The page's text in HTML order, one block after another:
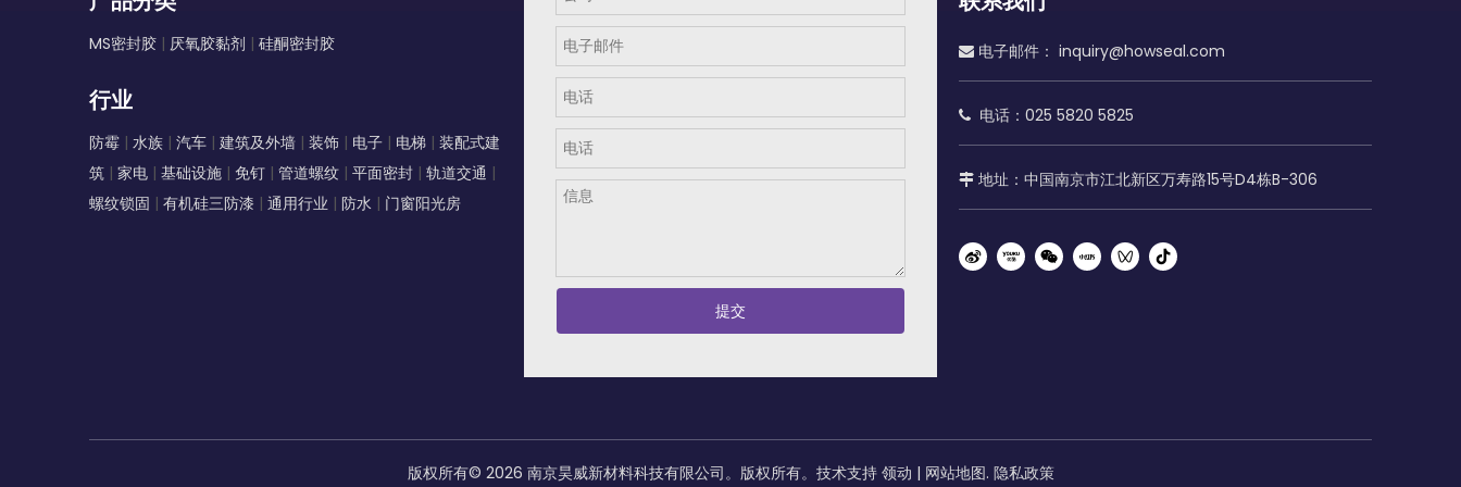
MS密封胶 | 厌氧胶黏剂 | 硅酮密封胶
行业
防霉 | 水族 | 汽车 | 建筑及外墙 | 装饰 | 电子 | 电梯 | 装配式建
筑 | 家电 | 基础设施 | 免钉 | 管道螺纹 | 平面密封 | 轨道交通 |
螺纹锁固 | 有机硅三防漆 | 通用行业 | 防水 | 门窗阳光房
提交
 电子邮件： inquiry@howseal.com
 电话：025 5820 5825
 地址：中国南京市江北新区万寿路15号D4栋B-306
版权所有© 2026 南京昊威新材料科技有限公司。版权所有。技术支持 领动 | 网站地图. 隐私政策